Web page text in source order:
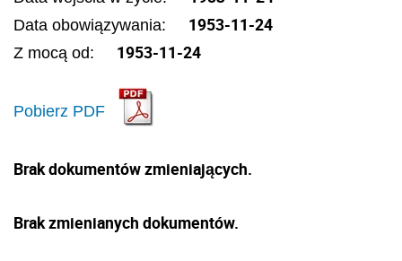
Data obowiązywania: 1953-11-24
Z mocą od: 1953-11-24
Pobierz PDF
Brak dokumentów zmieniających.
Brak zmienianych dokumentów.